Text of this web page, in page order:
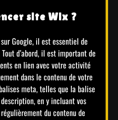
site Wix ?
Google, il est essentiel de
d’abord, il est important de
en lien avec votre activité
dans le contenu de votre
meta, telles que la balise
en y incluant vos
du contenu de